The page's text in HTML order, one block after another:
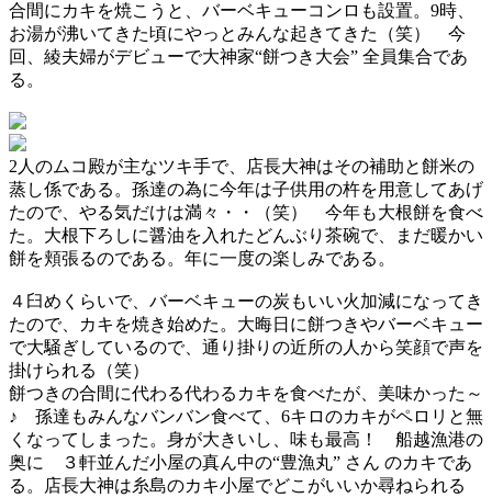
合間にカキを焼こうと、バーベキューコンロも設置。9時、
お湯が沸いてきた頃にやっとみんな起きてきた（笑） 今
回、綾夫婦がデビューで大神家“餅つき大会” 全員集合であ
る。
2人のムコ殿が主なツキ手で、店長大神はその補助と餅米の
蒸し係である。孫達の為に今年は子供用の杵を用意してあげ
たので、やる気だけは満々・・（笑） 今年も大根餅を食べ
た。大根下ろしに醤油を入れたどんぶり茶碗で、まだ暖かい
餅を頬張るのである。年に一度の楽しみである。
４臼めくらいで、バーベキューの炭もいい火加減になってき
たので、カキを焼き始めた。大晦日に餅つきやバーベキュー
で大騒ぎしているので、通り掛りの近所の人から笑顔で声を
掛けられる（笑）
餅つきの合間に代わる代わるカキを食べたが、美味かった～
♪ 孫達もみんなバンバン食べて、6キロのカキがペロリと無
くなってしまった。身が大きいし、味も最高！ 船越漁港の
奥に ３軒並んだ小屋の真ん中の“豊漁丸” さん のカキであ
る。店長大神は糸島のカキ小屋でどこがいいか尋ねられる